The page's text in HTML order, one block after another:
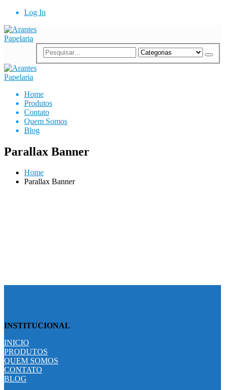
Log In
Home
Produtos
Contato
Quem Somos
Blog
Parallax Banner
Home
Parallax Banner
INSTITUCIONAL
INICIO
PRODUTOS
QUEM SOMOS
CONTATO
BLOG